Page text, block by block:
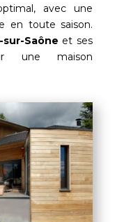
avec une
en toute saison.
Saône et ses
une maison